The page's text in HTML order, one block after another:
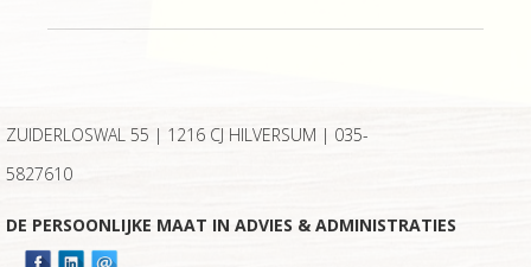
ZUIDERLOSWAL 55 | 1216 CJ HILVERSUM | 035-
5827610
DE PERSOONLIJKE MAAT IN ADVIES & ADMINISTRATIES